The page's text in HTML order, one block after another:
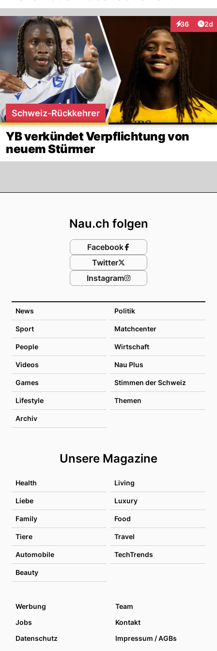
36
Interaktionen
2d
Schweiz-Rückkehrer
YB verkündet Verpflichtung von
neuem Stürmer
News Politik
Sport Matchcenter
People Wirtschaft
Videos Nau Plus
Games Stimmen der Schweiz
Lifestyle Themen
Archiv
Unsere Magazine
Health Living
Liebe Luxury
Family Food
Tiere Travel
Automobile TechTrends
Beauty
Nau.ch folgen
Facebook
Twitter
Instagram
Werbung
Team
Jobs
Kontakt
Datenschutz
Impressum / AGBs